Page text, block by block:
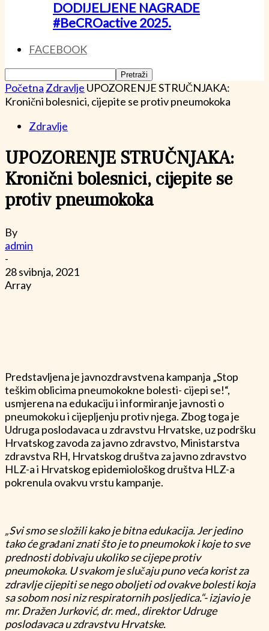
DODIJELJENE NAGRADE
#BeCROactive 2025.
FACEBOOK
Početna Zdravlje UPOZORENJE STRUČNJAKA:
Kronični bolesnici, cijepite se protiv pneumokoka
Zdravlje
UPOZORENJE STRUČNJAKA:
Kronični bolesnici, cijepite se
protiv pneumokoka
By
admin
-
28 svibnja, 2021
Array
Predstavljena je javnozdravstvena kampanja „Stop
teškim oblicima pneumokokne bolesti- cijepi se!“,
usmjerena na edukaciju i informiranje javnosti o
pneumokoku i cijepljenju protiv njega. Zbog toga je
Udruga poslodavaca u zdravstvu Hrvatske, uz podršku
Hrvatskog zavoda za javno zdravstvo, Ministarstva
zdravstva RH, Hrvatskog društva za javno zdravstvo
HLZ-a i Hrvatskog epidemiološkog društva HLZ-a
pokrenula ovakvu vrstu kampanje.
„Svi smo se složili kako je bitna edukacija. Jer jedino
tako će građani znati što je to pneumokok i koje to sve
prednosti dobivaju ukoliko se cijepe protiv
pneumokoka. U svakom je slučaju puno veća korist za
zdravlje cijepiti se nego oboljeti od ovakve bolesti koja
sa sobom nosi niz respiratornih posljedica.“- izjavio je
mr. Dražen Jurković, dr. med., direktor Udruge
poslodavaca u zdravstvu Hrvatske.